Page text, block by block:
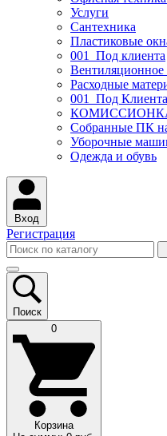
Услуги
Сантехника
Пластиковые
001_Под клиента
Вентиляционное
Расходные
001_Под Клиента
КОМИССИОНКА
Собранные ПК
Уборочные
Одежда и обувь
Вход
Регистрация
Поиск
0
Корзина